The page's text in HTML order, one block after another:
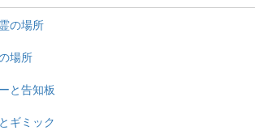
の場所
場所
と告知板
ギミック